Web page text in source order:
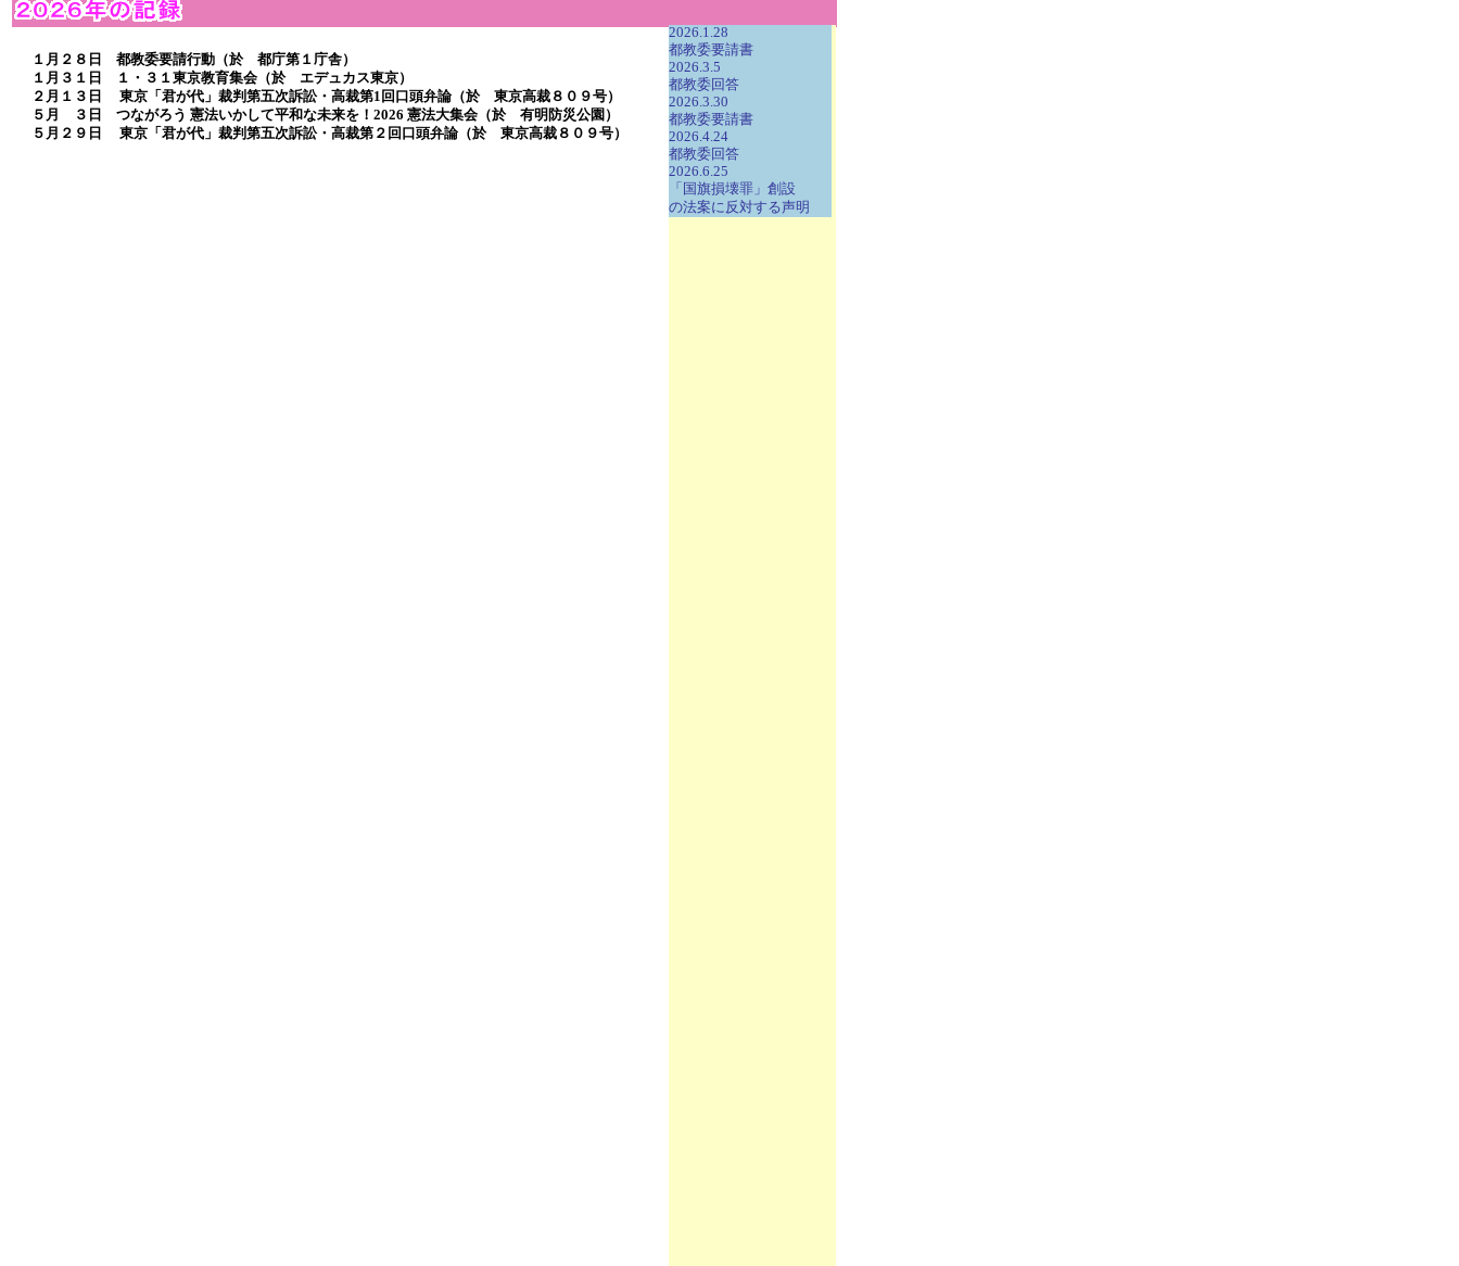
１月２８日 都教委要請行動（於 都庁第１庁舎）
１月３１日 １・３１東京教育集会（於 エデュカス東京）
２月１３日 東京「君が代」裁判第五次訴訟・高裁第1回口頭弁論（於 東京高裁８０９号）
５月 ３日 つながろう 憲法いかして平和な未来を！2026 憲法大集会（於 有明防災公園）
５月２９日 東京「君が代」裁判第五次訴訟・高裁第２回口頭弁論（於 東京高裁８０９号）
2026.1.28
都教委要請書
2026.3.5
都教委回答
2026.3.30
都教委要請書
2026.4.24
都教委回答
2026.6.25
「国旗損壊罪」創設
の法案に反対する声明